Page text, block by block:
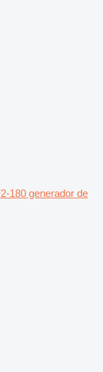
180 generador de